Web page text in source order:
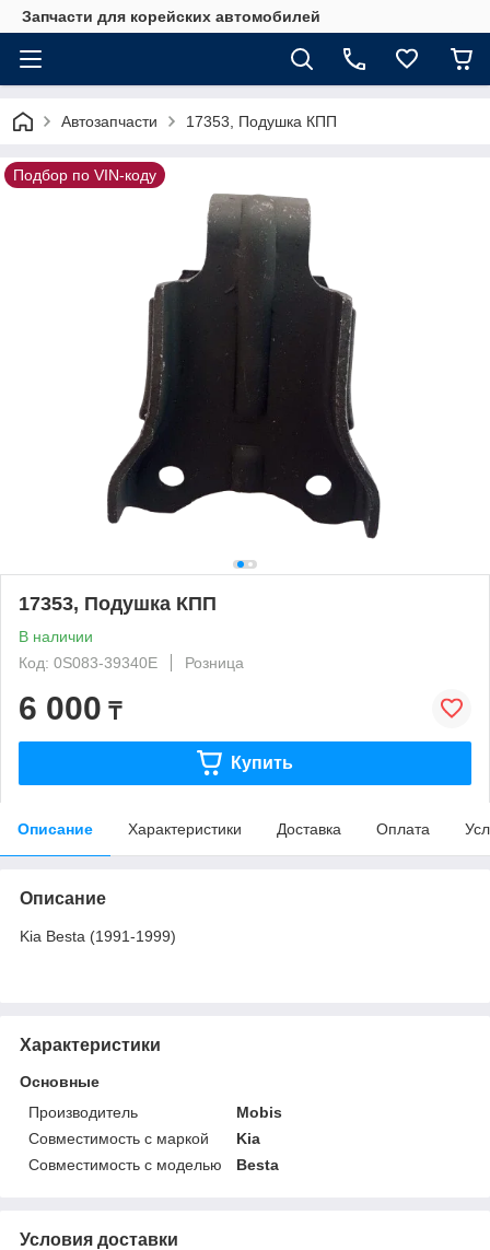
Запчасти для корейских автомобилей
Автозапчасти 17353, Подушка КПП
Подбор по VIN-коду
17353, Подушка КПП
В наличии
Код: 0S083-39340E
Розница
6 000 ₸
Купить
Описание Характеристики Доставка Оплата
Описание
Kia Besta (1991-1999)
Характеристики
Основные
Производитель
Mobis
Совместимость с маркой
Kia
Совместимость с моделью
Besta
Условия доставки